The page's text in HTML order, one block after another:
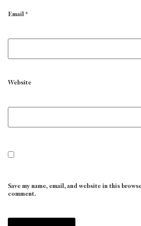
Email*
Website
Save my name, email, and website in this
comment.